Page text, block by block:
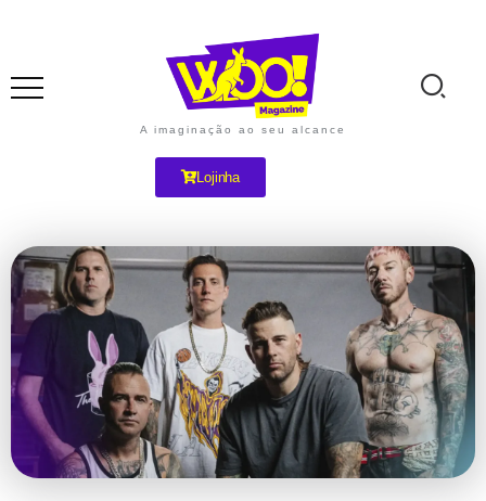
A imaginação ao seu alcance
Lojinha